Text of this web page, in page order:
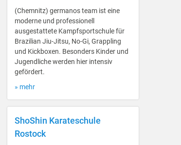
(Chemnitz) germanos team ist eine
moderne und professionell
ausgestattete Kampfsportschule für
Brazilian Jiu-Jitsu, No-Gi, Grappling
und Kickboxen. Besonders Kinder und
Jugendliche werden hier intensiv
gefördert.
» mehr
ShoShin Karateschule
Rostock